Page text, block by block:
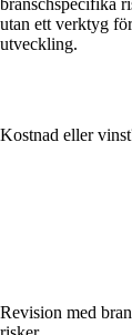
utan ett verktyg
utveckling.
Kostnad eller
Revision med